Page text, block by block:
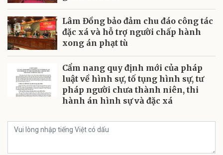
Lâm Đồng bảo đảm chu đáo công tác
đặc xá và hỗ trợ người chấp hành
xong án phạt tù
Cẩm nang quy định mới của pháp
luật về hình sự, tố tụng hình sự, tư
pháp người chưa thành niên, thi
hành án hình sự và đặc xá